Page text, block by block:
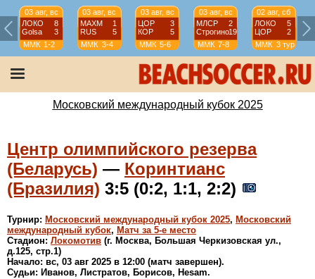
03 авг, вс
ЛОКО
8
Golsa
3
ММК 1-2
03 авг, вс
МАХМ
1
RUS
5
ММК 3-4
03 авг, вс
ЦОР
3
КОР
5
ММК 5-6
03 авг, вс
МЛСР
2
Строгино19
ММК 7-8
02 авг, сб
ЛОКО
5
ЦОР
2
ММК 3 тур
Московский международный кубок 2025
Центр олимпийского резерва
(Беларусь) — Коринтианс
(Бразилия) 3:5 (0:2, 1:1, 2:2)
Турнир: Московский международный кубок 2025, Московский
международный кубок, Матч за 5-е место
Стадион: Локомотив (г. Москва, Большая Черкизовская ул.,
д.125, стр.1)
Начало: вс, 03 авг 2025 в 12:00 (матч завершен).
Судьи: Иванов, Листратов, Борисов, Hesam.